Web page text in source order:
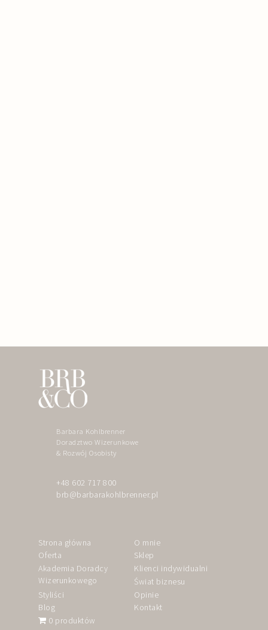
Barbara Kohlbrenner
Doradztwo Wizerunkowe
& Rozwój Osobisty
+48 602 717 800
brb@barbarakohlbrenner.pl
Strona główna
O mnie
Oferta
Sklep
Akademia Doradcy
Wizerunkowego
Klienci indywidualni
Świat biznesu
Styliści
Opinie
Blog
Kontakt
0 produktów